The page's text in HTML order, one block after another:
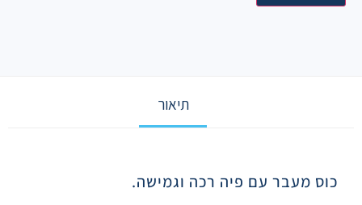
תיאור
כוס מעבר עם פיה רכה וגמישה.